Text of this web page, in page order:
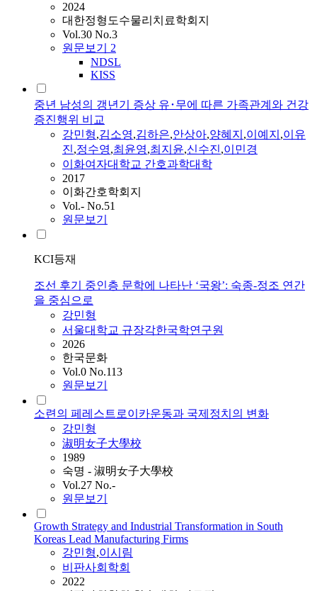
2024
대한정형도수물리치료학회지
Vol.30 No.3
원문보기 2
NDSL
KISS
중년 남성의 갱년기 증상 유･무에 따른 가족관계와 건강
증진행위 비교
강민형,김소영,김하은,안상아,양혜지 ,이예지 ,이유
진,정수영,최윤영,최지윤,신수진,이민경
이화여자대학교 간호과학대학
2017
이화간호학회지
Vol.- No.51
원문보기
KCI등재
조선 후기 중인층 문학에 나타난 ‘국왕’: 숙종-정조 연간
을 중심으로
강민형
서울대학교 규장각한국학연구원
2026
한국문화
Vol.0 No.113
원문보기
소련의 페레스트로이카운동과 국제정치의 변화
강민형
淑明女子大學校
1989
숙명 - 淑明女子大學校
Vol.27 No.-
원문보기
Growth Strategy and Industrial Transformation in South
Koreas Lead Manufacturing Firms
강민형,이시림
비판사회학회
2022